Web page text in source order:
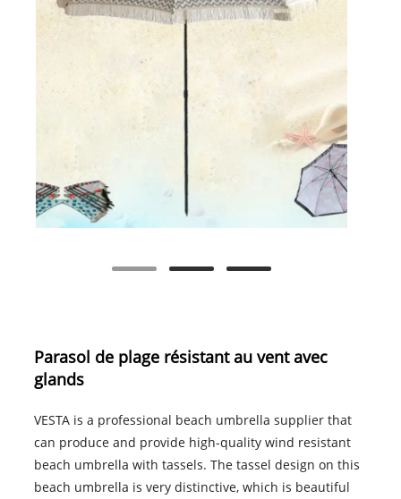
Parasol de plage résistant au vent avec
glands
VESTA is a professional beach umbrella supplier that
can produce and provide high-quality wind resistant
beach umbrella with tassels. The tassel design on this
beach umbrella is very distinctive, which is beautiful